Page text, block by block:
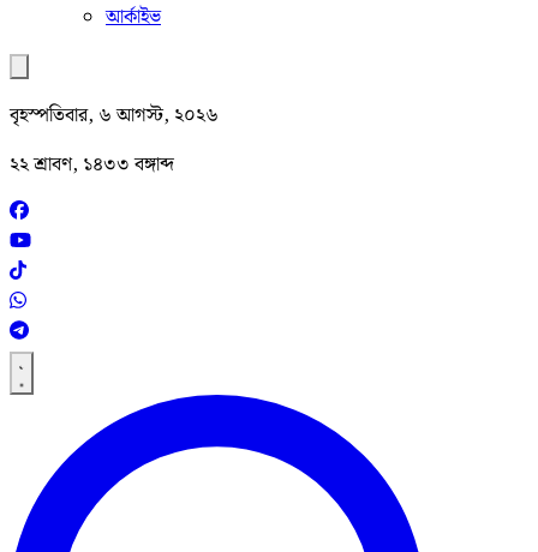
আর্কাইভ
বৃহস্পতিবার, ৬ আগস্ট, ২০২৬
২২ শ্রাবণ, ১৪৩৩ বঙ্গাব্দ